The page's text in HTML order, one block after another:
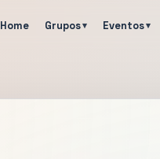
Home Grupos Eventos